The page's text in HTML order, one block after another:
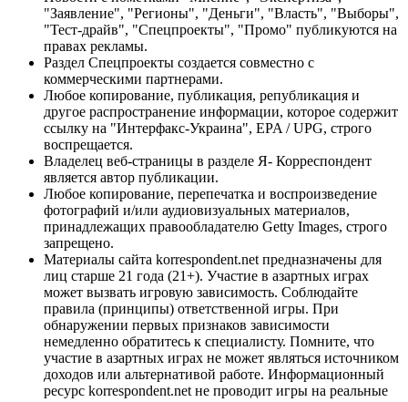
"Заявление", "Регионы", "Деньги", "Власть", "Выборы",
"Тест-драйв", "Спецпроекты", "Промо" публикуются на
правах рекламы.
Раздел Спецпроекты создается совместно с
коммерческими партнерами.
Любое копирование, публикация, републикация и
другое распространение информации, которое содержит
ссылку на "Интерфакс-Украина", EPA / UPG, строго
воспрещается.
Владелец веб-страницы в разделе Я- Корреспондент
является автор публикации.
Любое копирование, перепечатка и воспроизведение
фотографий и/или аудиовизуальных материалов,
принадлежащих правообладателю Getty Images, строго
запрещено.
Материалы сайта korrespondent.net предназначены для
лиц старше 21 года (21+). Участие в азартных играх
может вызвать игровую зависимость. Соблюдайте
правила (принципы) ответственной игры. При
обнаружении первых признаков зависимости
немедленно обратитесь к специалисту. Помните, что
участие в азартных играх не может являться источником
доходов или альтернативой работе. Информационный
ресурс korrespondent.net не проводит игры на реальные